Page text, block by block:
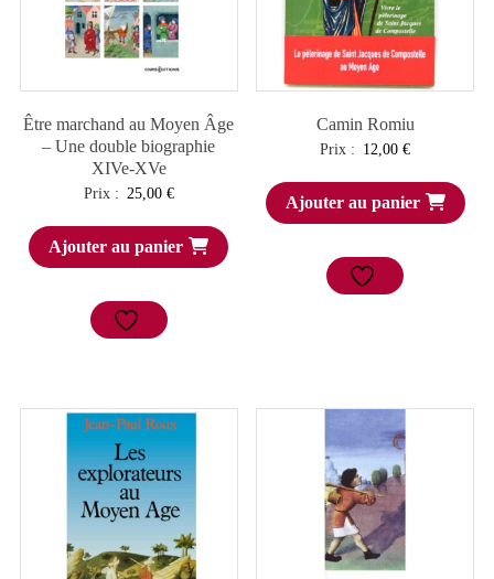
Être marchand au Moyen Âge
– Une double biographie
XIVe-XVe
Prix : 25,00 €
Ajouter au panier
Camin Romiu
Prix : 12,00€
Ajouter au panier